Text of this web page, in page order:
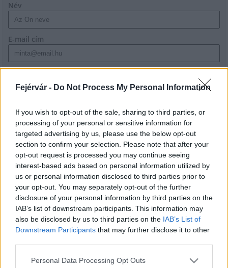
Fejérvár - Do Not Process My Personal Information
If you wish to opt-out of the sale, sharing to third parties, or
processing of your personal or sensitive information for
targeted advertising by us, please use the below opt-out
section to confirm your selection. Please note that after your
opt-out request is processed you may continue seeing
interest-based ads based on personal information utilized by
us or personal information disclosed to third parties prior to
your opt-out. You may separately opt-out of the further
disclosure of your personal information by third parties on the
IAB’s list of downstream participants. This information may
also be disclosed by us to third parties on the IAB’s List of
Downstream Participants that may further disclose it to other
Please note that this website/app uses one or more Google
Personal Data Processing Opt Outs
Név
E-mail cím
szabályzatot!
LEGFRISSEBB
Országos hírek
Megérkezett az eső a Duna vízgyűjtőjére
Aktuális
Paks II.: Mit jelent az 5. blokk új
árnyékában?